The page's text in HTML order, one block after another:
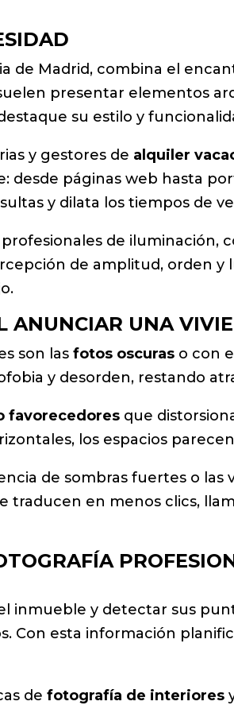
de Madrid, combina el
presentar elementos
su estilo y
y gestores de alquiler
desde páginas web hasta
y dilata los tiempos de
de iluminación,
de amplitud, orden y
ANUNCIAR UNA
son lasfotos oscuras o con
y desorden, restando
favorecedores que
los espacios
de sombras fuertes o
traducen en menos clics,
inmueble y detectar sus
Con esta información
defotografía de interiores